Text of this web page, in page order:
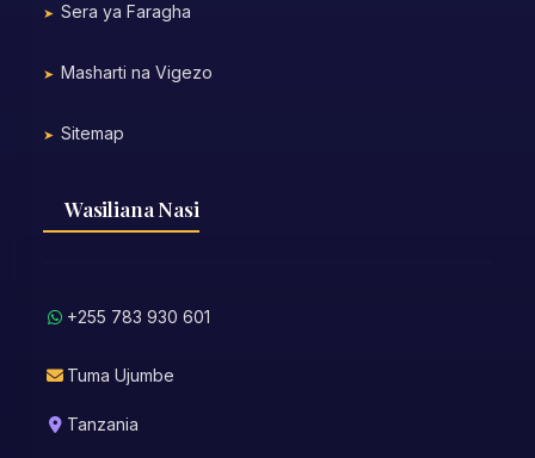
Sera ya Faragha
Masharti na Vigezo
Sitemap
Wasiliana Nasi
+255 783 930 601
Tuma Ujumbe
Tanzania